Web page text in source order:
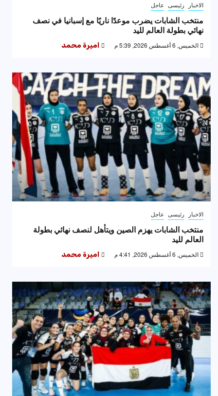
الاخبار رئيسى عاجل
منتخب الشابات يضرب موعدًا ناريًا مع إسبانيا في نصف
نهائي بطولة العالم لليد
الخميس, 6 أغسطس 2026, 5:39 م اميرة محمد
الاخبار رئيسى عاجل
منتخب الشابات يهزم الصين ويتأهل لنصف نهائي بطولة
العالم لليد
الخميس, 6 أغسطس 2026, 4:41 م اميرة محمد